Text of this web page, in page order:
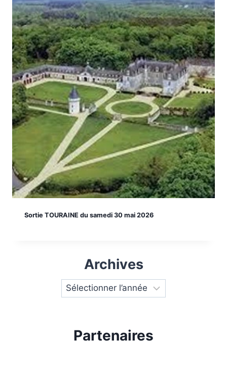
Sortie TOURAINE du samedi 30 mai 2026
Archives
Partenaires